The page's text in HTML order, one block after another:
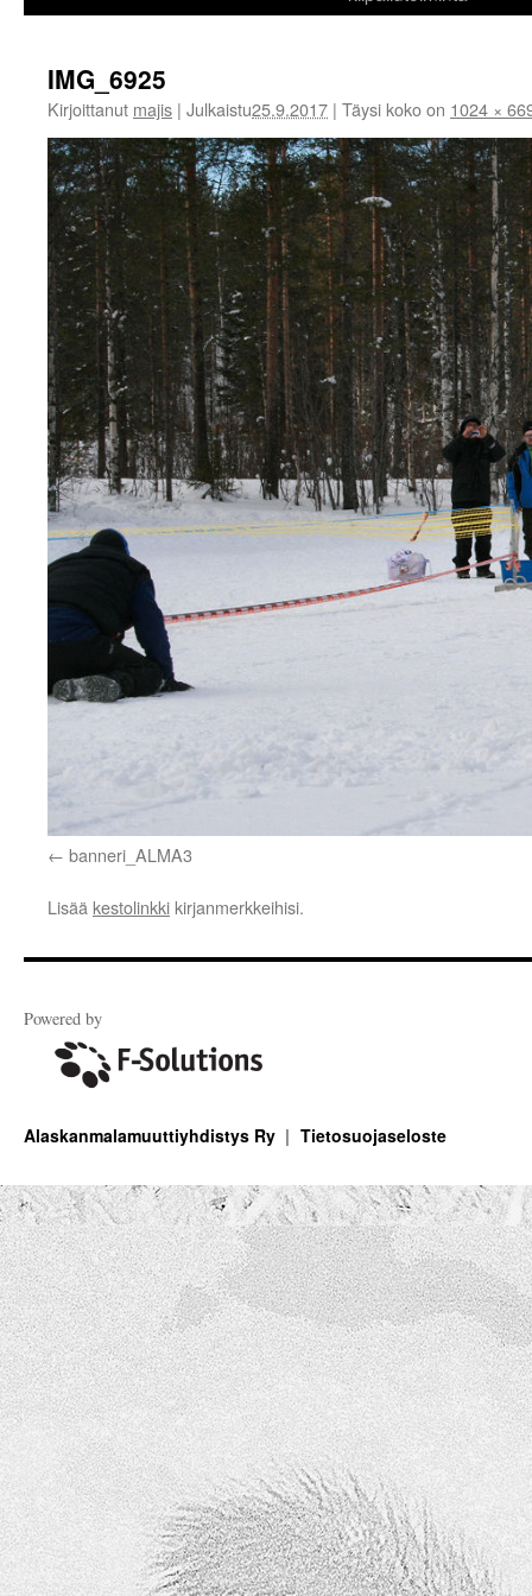
IMG_6925
Kirjoittanut majis | Julkaistu25.9.2017 | Täysi koko on 1024 ×
banneri_ALMA3
Lisää kestolinkki kirjanmerkkeihisi.
Powered by
Alaskanmalamuuttiyhdistys Ry Tietosuojaseloste